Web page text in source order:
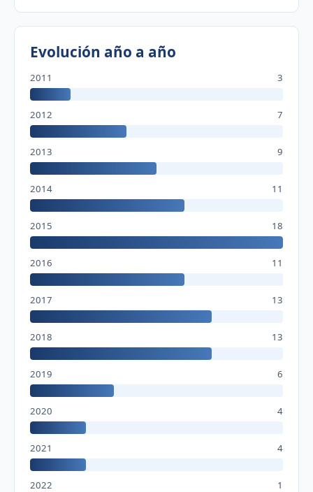
Evolución año a año
2011 3
2012 7
2013 9
2014 11
2015 18
2016 11
2017 13
2018 13
2019 6
2020 4
2021 4
2022 1